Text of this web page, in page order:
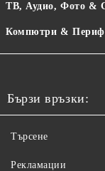
ТВ, Аудио, Фото &
Компютри &
Бързи връзки:
Търсене
Рекламации